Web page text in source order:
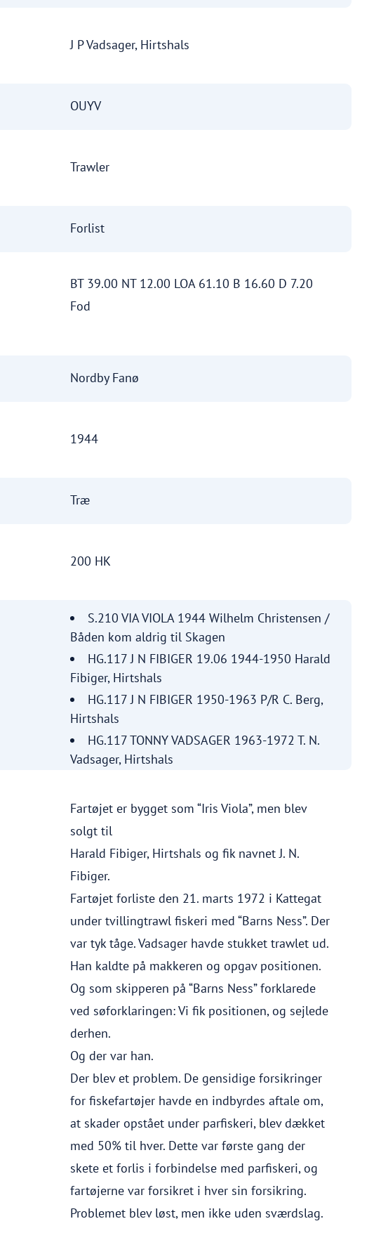
J P Vadsager, Hirtshals
OUYV
Trawler
Forlist
BT 39.00 NT 12.00 LOA 61.10 B 16.60 D 7.20
Fod
Nordby Fanø
1944
Træ
200 HK
S.210 VIA VIOLA 1944 Wilhelm Christensen /
Båden kom aldrig til Skagen
HG.117 J N FIBIGER 19.06 1944-1950 Harald
Fibiger, Hirtshals
HG.117 J N FIBIGER 1950-1963 P/R C. Berg,
Hirtshals
HG.117 TONNY VADSAGER 1963-1972 T. N.
Vadsager, Hirtshals
Fartøjet er bygget som “Iris Viola”, men blev
solgt til
Harald Fibiger, Hirtshals og fik navnet J. N.
Fibiger.
Fartøjet forliste den 21. marts 1972 i Kattegat
under tvillingtrawl fiskeri med “Barns Ness”. Der
var tyk tåge. Vadsager havde stukket trawlet ud.
Han kaldte på makkeren og opgav positionen.
Og som skipperen på “Barns Ness” forklarede
ved søforklaringen: Vi fik positionen, og sejlede
derhen.
Og der var han.
Der blev et problem. De gensidige forsikringer
for fiskefartøjer havde en indbyrdes aftale om,
at skader opstået under parfiskeri, blev dækket
med 50% til hver. Dette var første gang der
skete et forlis i forbindelse med parfiskeri, og
fartøjerne var forsikret i hver sin forsikring.
Problemet blev løst, men ikke uden sværdslag.